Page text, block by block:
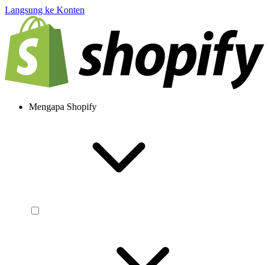
Langsung ke Konten
Mengapa Shopify